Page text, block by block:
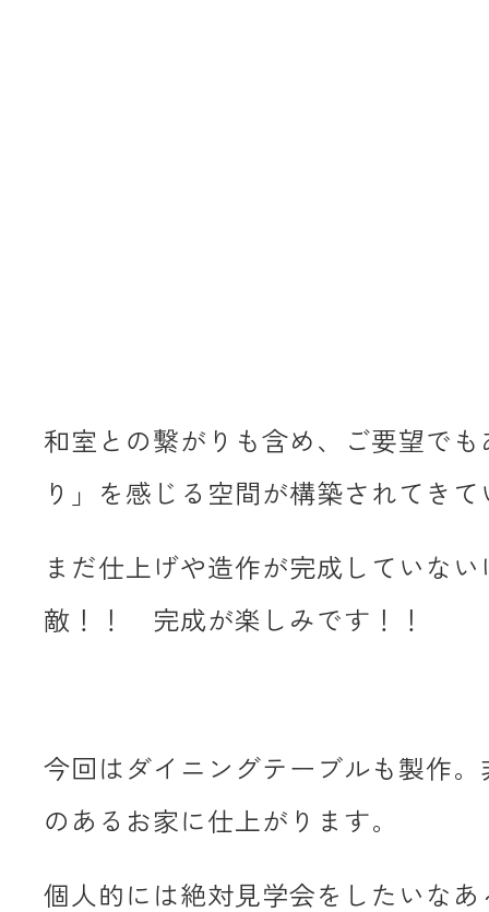
和室との繋がりも含め、ご要望で
り」を感じる空間が構築されてき
まだ仕上げや造作が完成していない
敵！！ 完成が楽しみです！！
今回はダイニングテーブルも製作
のあるお家に仕上がります。
個人的には絶対見学会をしたいな